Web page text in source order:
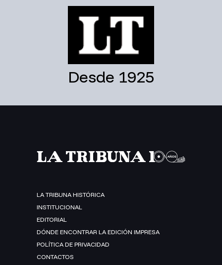
Desde 1925
LA TRIBUNA HISTÓRICA
INSTITUCIONAL
EDITORIAL
DÓNDE ENCONTRAR LA EDICIÓN IMPRESA
POLÍTICA DE PRIVACIDAD
CONTACTOS